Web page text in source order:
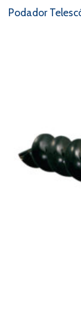
Podador